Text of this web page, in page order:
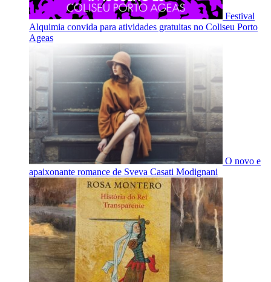
Festival
Alquimia convida para atividades gratuitas no Coliseu Porto
Ageas
O novo e
apaixonante romance de Sveva Casati Modignani